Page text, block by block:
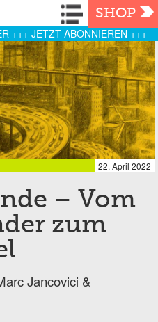
Navigation
SHOP
+++ JETZT ABONNIEREN +++
22. April 2022
– Vom
zum
Jancovici &